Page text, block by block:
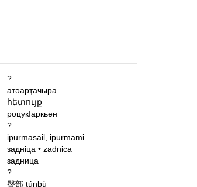
?
атәарҭачыра
հետույք
роцукIаркьен
?
ipurmasail, ipurmami
задніца• zadnica
задница
?
臀部túnbù